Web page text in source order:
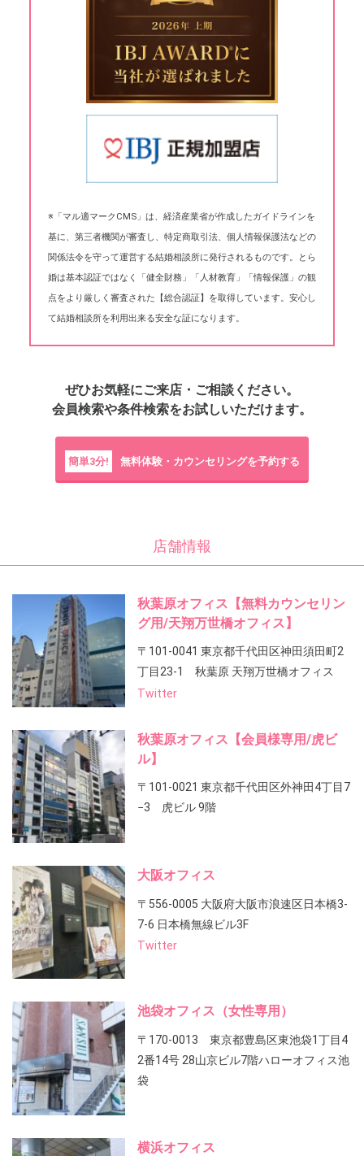
※「マル適マークCMS」は、経済産業省が作成したガイドラインを
基に、第三者機関が審査し、特定商取引法、個人情報保護法などの
関係法令を守って運営する結婚相談所に発行されるものです。とら
婚は基本認証ではなく「健全財務」「人材教育」「情報保護」の観
点をより厳しく審査された【総合認証】を取得しています。安心し
て結婚相談所を利用出来る安全な証になります。
ぜひお気軽にご来店・ご相談ください。
会員検索や条件検索をお試しいただけます。
簡単3分! 無料体験・カウンセリングを予約する
店舗情報
秋葉原オフィス【無料カウンセリン
グ用/天翔万世橋オフィス】
〒101-0041 東京都千代田区神田須田町2
丁目23-1 秋葉原 天翔万世橋オフィス
Twitter
秋葉原オフィス【会員様専用/虎ビ
ル】
〒101-0021 東京都千代田区外神田4丁目7
−3 虎ビル 9階
大阪オフィス
〒556-0005 大阪府大阪市浪速区日本橋3-
7-6 日本橋無線ビル3F
Twitter
池袋オフィス（女性専用）
〒170-0013 東京都豊島区東池袋1丁目4
2番14号 28山京ビル7階ハローオフィス池
袋
横浜オフィス